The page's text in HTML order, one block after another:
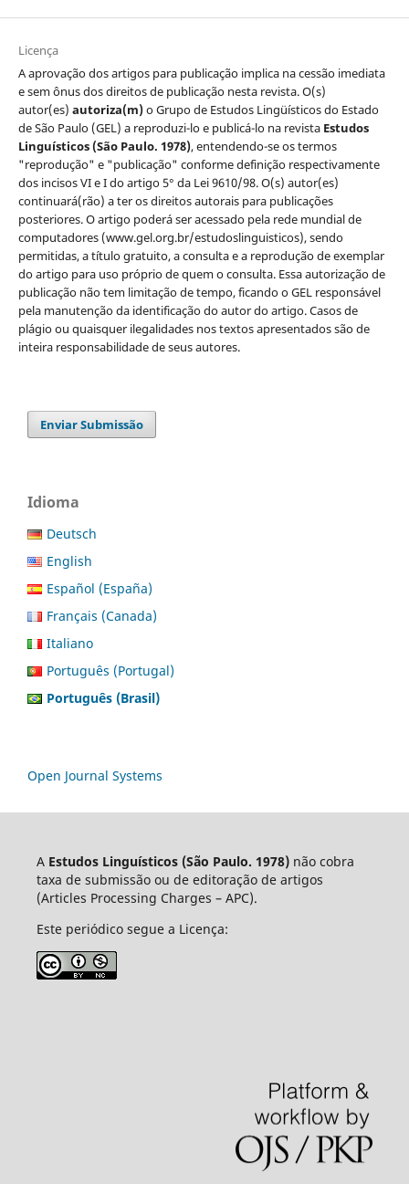
Licença
A aprovação dos artigos para publicação implica na cessão imediata
e sem ônus dos direitos de publicação nesta revista. O(s)
autor(es) autoriza(m)o Grupo de Estudos Lingüísticos do Estado
de São Paulo (GEL) a reproduzi-lo e publicá-lo na revista Estudos
Linguísticos(São Paulo. 1978), entendendo-se os termos
"reprodução" e "publicação" conforme definição respectivamente
dos incisos VI e I do artigo 5° da Lei 9610/98. O(s) autor(es)
continuará(rão) a ter os direitos autorais para publicações
posteriores. O artigo poderá ser acessado pela rede mundial de
computadores (www.gel.org.br/estudoslinguisticos), sendo
permitidas, a título gratuito, a consulta e a reprodução de exemplar
do artigo para uso próprio de quem o consulta. Essa autorização de
publicação não tem limitação de tempo, ficando o GEL responsável
pela manutenção da identificação do autor do artigo. Casos de
plágio ou quaisquer ilegalidades nos textos apresentados são de
inteira responsabilidade de seus autores.
Enviar Submissão
Idioma
Deutsch
English
Español (España)
Français (Canada)
Italiano
Português (Portugal)
Português (Brasil)
Open Journal Systems
A Estudos Linguísticos (São Paulo. 1978)não cobra
taxa de submissão ou de editoração de artigos
(Articles Processing Charges – APC).
Este periódico segue a Licença: